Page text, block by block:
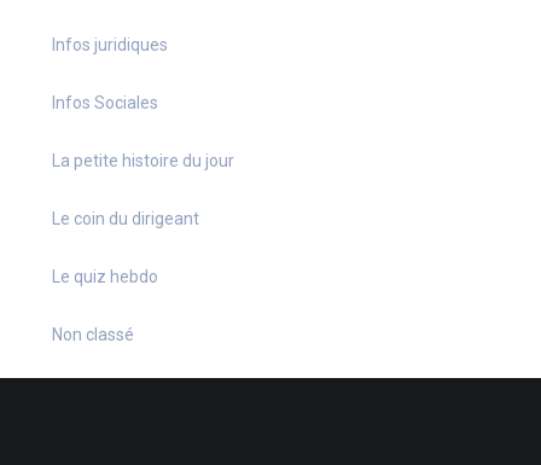
Infos juridiques
Infos Sociales
La petite histoire du jour
Le coin du dirigeant
Le quiz hebdo
Non classé